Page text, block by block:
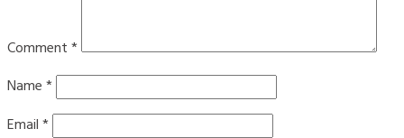
Comment*
Name*
Email*